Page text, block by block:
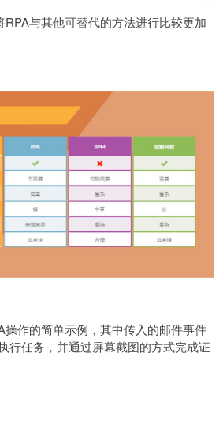
RPA与其他可替代的方法进行比较更加
操作的简单示例，其中传入的邮件事件
行任务，并通过屏幕截图的方式完成证